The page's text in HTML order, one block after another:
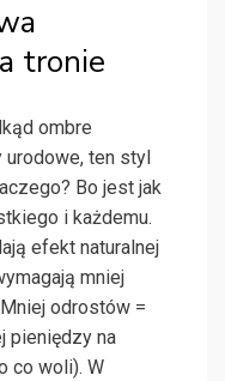
tronie
ombre
ten styl
Bo jest jak
i każdemu.
efekt naturalnej
mniej
odrostów =
pieniędzy na
co woli). W